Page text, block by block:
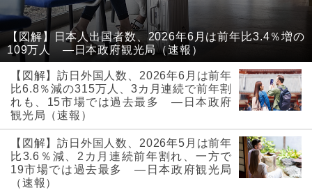
【図解】日本人出国者数、2026年6月は前年比3.4％増の
109万人 ―日本政府観光局（速報）
【図解】訪日外国人数、2026年6月は前年
比6.8％減の315万人、3カ月連続で前年割
れも、15市場では過去最多 ―日本政府
観光局（速報）
【図解】訪日外国人数、2026年5月は前年
比3.6％減、2カ月連続前年割れ、一方で
19市場では過去最多 ―日本政府観光局
（速報）